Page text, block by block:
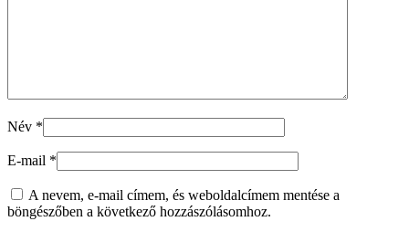
Név *
E-mail *
A nevem, e-mail címem, és weboldalcímem mentése a
böngészőben a következő hozzászólásomhoz.